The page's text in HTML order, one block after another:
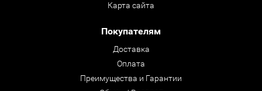
Карта сайта
Покупателям
Доставка
Оплата
Преимущества и Гарантии